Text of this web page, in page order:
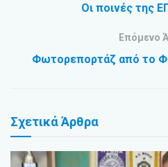
Οι ποινές της
Επόμενο
Φωτορεπορτάζ από το
ΣχετικάΆρθρα